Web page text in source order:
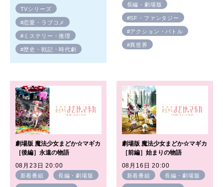
TVシリーズ
#恋愛・ラブコメ
#ミステリー・推理
#歴史・戦記・時代劇
長編・劇場版
#SF・ファンタジー
#アクション・バトル
#異世界
劇場版 魔法少女まどか☆マギカ
［後編］永遠の物語
08月23日 20:00
新着番組 長編・劇場版
劇場版 魔法少女まどか☆マギカ
［前編］始まりの物語
08月16日 20:00
新着番組 長編・劇場版